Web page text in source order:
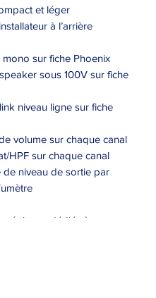
et léger
à l’arrière
mono sur fiche Phoenix
sous 100V sur fiche
niveau ligne sur fiche
volume sur chaque canal
HPF sur chaque canal
de niveau de sortie par
réglages dédiés à